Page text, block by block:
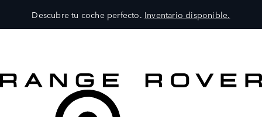
Descubre tu coche perfecto. Inventario disponible.